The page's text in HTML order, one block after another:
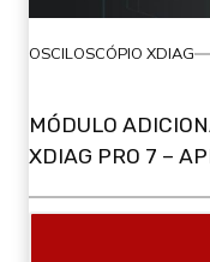
OSCILOSCÓPIO XDIAG
MÓDULO
XDIAG PRO 7 –